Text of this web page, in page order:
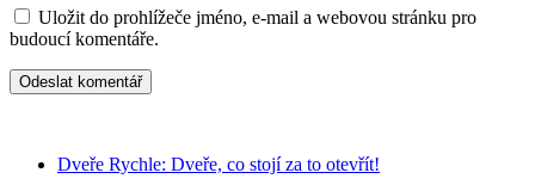
Uložit do prohlížeče jméno, e-mail a webovou stránku pro
budoucí komentáře.
Dveře Rychle: Dveře, co stojí za to otevřít!